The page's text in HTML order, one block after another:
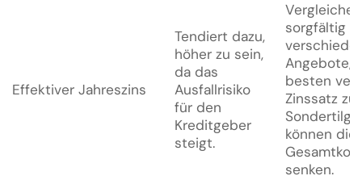
Effektiver Jahreszins
Tendiert dazu,
höher zu sein,
da das
Ausfallrisiko
für den
Kreditgeber
steigt.
sorgfältig
Angebote,
besten
Zinssatz zu
können die
senken.